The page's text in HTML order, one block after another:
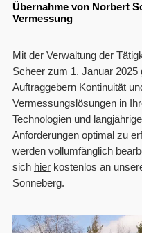
Übernahme von Norbert
Vermessung
Mit der Verwaltung der
Scheer zum 1. Januar 2025
Auftraggebern Kontinuität
Vermessungslösungen in
Technologien und
Anforderungen optimal zu
werden vollumfänglich
sich hierkostenlos an
Sonneberg.